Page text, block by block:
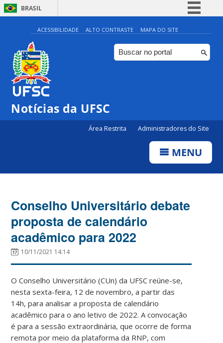
BRASIL
Simplifique!
Comunica BR
Participe
ACESSIBILIDADE ALTO CONTRASTE MAPA DO SITE
Notícias da UFSC
Área Restrita Administradores do Site
MENU
Conselho Universitário debate
proposta de calendário
acadêmico para 2022
10/11/2021 14:14
O Conselho Universitário (CUn) da UFSC reúne-se,
nesta sexta-feira, 12 de novembro, a partir das
14h, para analisar a proposta de calendário
acadêmico para o ano letivo de 2022. A convocação
é para a sessão extraordinária, que ocorre de forma
remota por meio da plataforma da RNP, com